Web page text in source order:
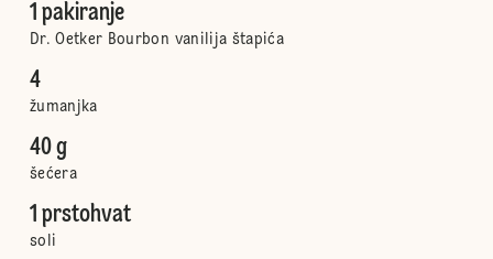
1 pakiranje
Dr. Oetker Bourbon vanilija štapića
4
žumanjka
40 g
šećera
1 prstohvat
soli